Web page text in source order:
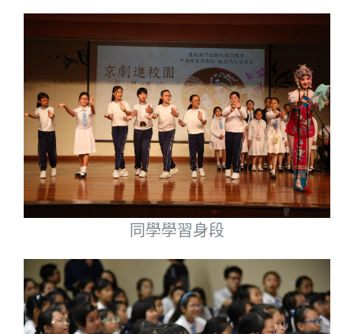
同學學習身段